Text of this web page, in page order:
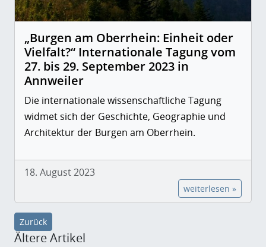
„Burgen am Oberrhein: Einheit oder
Vielfalt?“ Internationale Tagung vom
27. bis 29. September 2023 in
Annweiler
Die internationale wissenschaftliche Tagung
widmet sich der Geschichte, Geographie und
Architektur der Burgen am Oberrhein.
18. August 2023
weiterlesen »
Zurück
Ältere Artikel